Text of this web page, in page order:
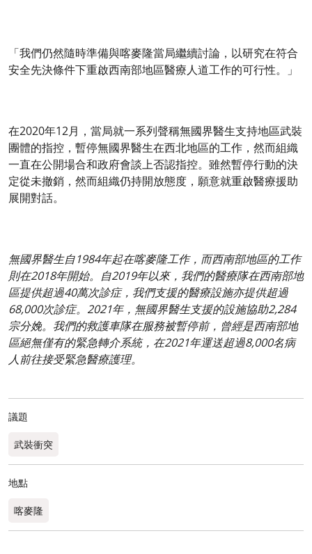
「我們仍然隨時準備與喀麥隆當局繼續討論，以研究在符合
安全先決條件下重啟西南部地區醫療人道工作的可行性。」
在2020年12月，當局就一系列聲稱無國界醫生支持地區武裝
團體的指控，暫停無國界醫生在西北地區的工作，然而組織
一直在公開場合和政府會談上否認指控。雖然暫停行動的決
定從未撤銷，然而組織仍持開放態度，願意就重啟醫療援助
展開對話。
無國界醫生自1984年起在喀麥隆工作，而西南部地區的工作
則在2018年開始。自2019年以來，我們的醫療隊在西南部地
區提供超過40萬次診症，我們支援的醫療設施亦提供超過
68,000次診症。2021年，無國界醫生支援的設施協助2,284
宗分娩。我們的救護車隊在服務被暫停前，曾經是西南部地
區絕無僅有的緊急轉介系統，在2021年運送超過8,000名病
人前往接受緊急醫療護理。
議題
武裝衝突
地點
喀麥隆​